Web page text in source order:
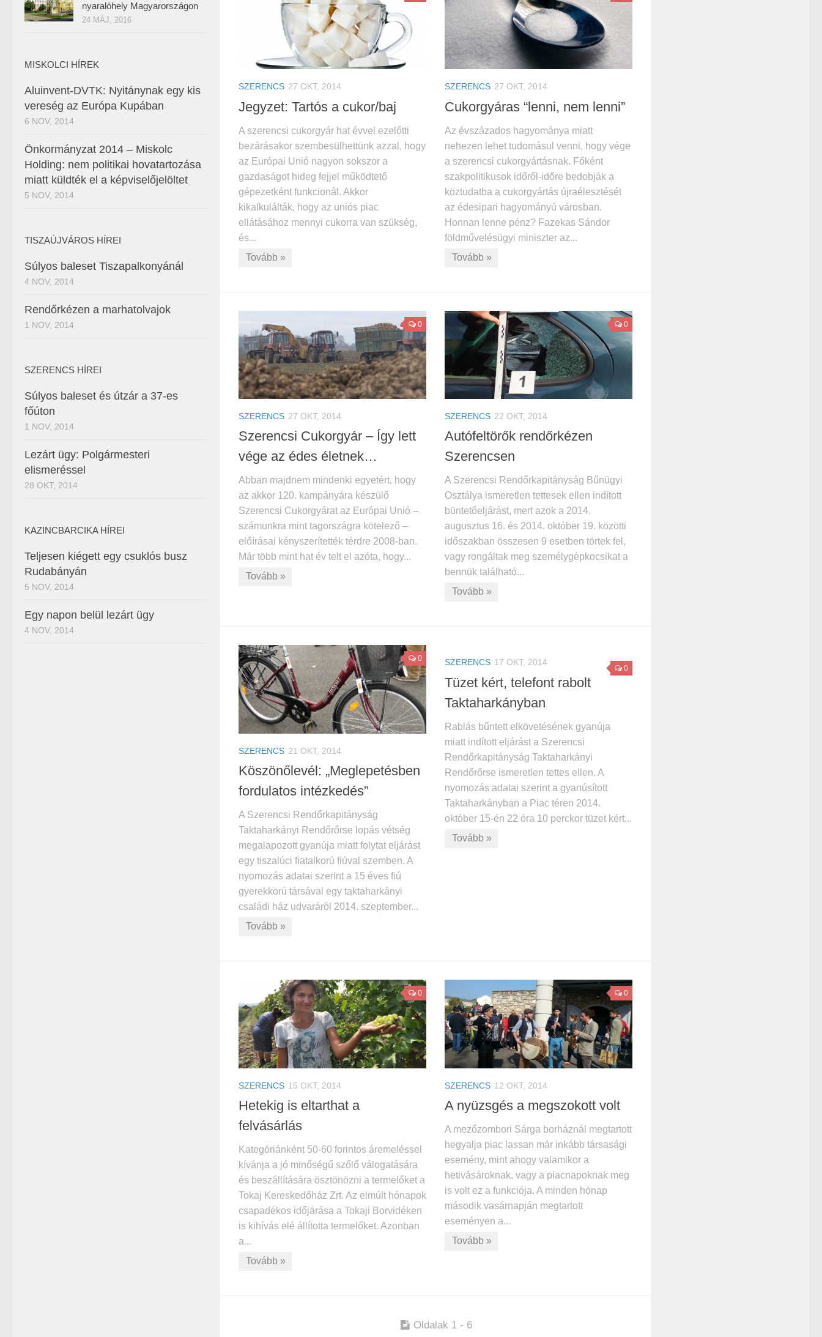
SZERENCS 27 OKT, 2014
Jegyzet: Tartós a cukor/baj
A szerencsi cukorgyár hat évvel ezelőtti
bezárásakor szembesülhettünk azzal, hogy
az Európai Unió nagyon sokszor a
gazdaságot hideg fejjel működtető
gépezetként funkcionál. Akkor
kikalkulálták, hogy az uniós piac
ellátásához mennyi cukorra van szükség,
és...
Tovább »
SZERENCS 27 OKT, 2014
Cukorgyáras “lenni, nem lenni”
Az évszázados hagyománya miatt
nehezen lehet tudomásul venni, hogy vége
a szerencsi cukorgyártásnak. Főként
szakpolitikusok időről-időre bedobják a
köztudatba a cukorgyártás újraélesztését
az édesipari hagyományú városban.
Honnan lenne pénz? Fazekas Sándor
földművelésügyi miniszter az...
Tovább »
0
SZERENCS 27 OKT, 2014
Szerencsi Cukorgyár – Így lett
vége az édes életnek…
Abban majdnem mindenki egyetért, hogy
az akkor 120. kampányára készülő
Szerencsi Cukorgyárat az Európai Unió –
számunkra mint tagországra kötelező –
előírásai kényszerítették térdre 2008-ban.
Már több mint hat év telt el azóta, hogy...
Tovább »
0
SZERENCS 22 OKT, 2014
Autófeltörők rendőrkézen
Szerencsen
A Szerencsi Rendőrkapitányság Bűnügyi
Osztálya ismeretlen tettesek ellen indított
büntetőeljárást, mert azok a 2014.
augusztus 16. és 2014. október 19. közötti
időszakban összesen 9 esetben törtek fel,
vagy rongáltak meg személygépkocsikat a
bennük található...
Tovább »
0
SZERENCS 21 OKT, 2014
Köszönőlevél: „Meglepetésben
fordulatos intézkedés”
A Szerencsi Rendőrkapitányság
Taktaharkányi Rendőrőrse lopás vétség
megalapozott gyanúja miatt folytat eljárást
egy tiszalúci fiatalkorú fiúval szemben. A
nyomozás adatai szerint a 15 éves fiú
gyerekkorú társával egy taktaharkányi
családi ház udvaráról 2014. szeptember...
Tovább »
0
SZERENCS 17 OKT, 2014
Tüzet kért, telefont rabolt
Taktaharkányban
Rablás bűntett elkövetésének gyanúja
miatt indított eljárást a Szerencsi
Rendőrkapitányság Taktaharkányi
Rendőrőrse ismeretlen tettes ellen. A
nyomozás adatai szerint a gyanúsított
Taktaharkányban a Piac téren 2014.
október 15-én 22 óra 10 perckor tüzet kért...
Tovább »
0
SZERENCS 15 OKT, 2014
Hetekig is eltarthat a
felvásárlás
Kategóriánként 50-60 forintos áremeléssel
kívánja a jó minőségű szőlő válogatására
és beszállítására ösztönözni a termelőket a
Tokaj Kereskedőház Zrt. Az elmúlt hónapok
csapadékos időjárása a Tokaji Borvidéken
is kihívás elé állította termelőket. Azonban
a...
Tovább »
0
SZERENCS 12 OKT, 2014
A nyüzsgés a megszokott volt
A mezőzombori Sárga borháznál megtartott
hegyalja piac lassan már inkább társasági
esemény, mint ahogy valamikor a
hetivásároknak, vagy a piacnapoknak meg
is volt ez a funkciója. A minden hónap
második vasárnapján megtartott
eseményen a...
Tovább »
Oldalak 1 - 6
nyaralóhely Magyarországon
24 MÁJ, 2016
MISKOLCI HÍREK
Aluinvent-DVTK: Nyitánynak egy kis
vereség az Európa Kupában
6 NOV, 2014
Önkormányzat 2014 – Miskolc
Holding: nem politikai hovatartozása
miatt küldték el a képviselőjelöltet
5 NOV, 2014
TISZAÚJVÁROS HÍREI
Súlyos baleset Tiszapalkonyánál
4 NOV, 2014
Rendőrkézen a marhatolvajok
1 NOV, 2014
SZERENCS HÍREI
Súlyos baleset és útzár a 37-es
főúton
1 NOV, 2014
Lezárt ügy: Polgármesteri
elismeréssel
28 OKT, 2014
KAZINCBARCIKA HÍREI
Teljesen kiégett egy csuklós busz
Rudabányán
5 NOV, 2014
Egy napon belül lezárt ügy
4 NOV, 2014